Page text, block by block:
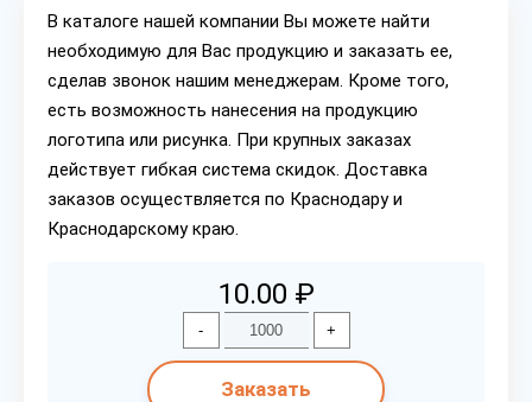
В каталоге нашей компании Вы можете найти
необходимую для Вас продукцию и заказать ее,
сделав звонок нашим менеджерам. Кроме того,
есть возможность нанесения на продукцию
логотипа или рисунка. При крупных заказах
действует гибкая система скидок. Доставка
заказов осуществляется по Краснодару и
Краснодарскому краю.
10.00 ₽
- +
Заказать